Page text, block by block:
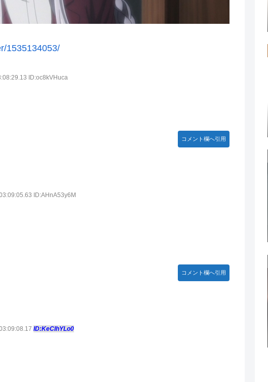
ったｗ」豪州のセブンイレブンが”日本化”して劇的進化！「おにぎ
1535134053/
ID:oc8kVHuca
コメント欄へ引用
ID:AHnA53y6M
コメント欄へ引用
ID:KeCIhYLo0